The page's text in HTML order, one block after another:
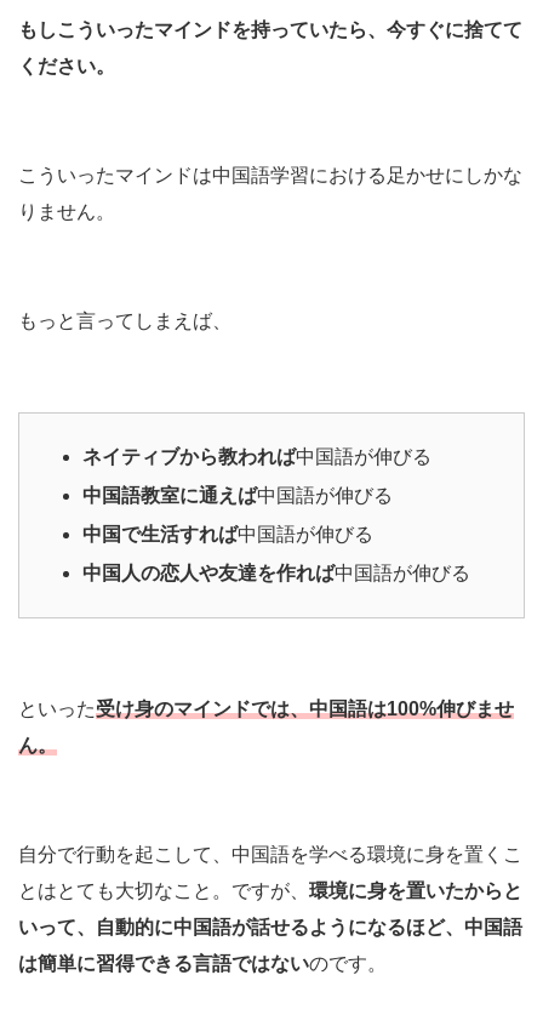
もしこういったマインドを持っていたら、今すぐに捨てて
ください。
こういったマインドは中国語学習における足かせにしかな
りません。
もっと言ってしまえば、
ネイティブから教われば中国語が伸びる
中国語教室に通えば中国語が伸びる
中国で生活すれば中国語が伸びる
中国人の恋人や友達を作れば中国語が伸びる
といった受け身のマインドでは、中国語は100%伸びませ
ん。
自分で行動を起こして、中国語を学べる環境に身を置くこ
とはとても大切なこと。ですが、 環境に身を置いたからと
いって、自動的に中国語が話せるようになるほど、中国語
は簡単に習得できる言語ではないのです。